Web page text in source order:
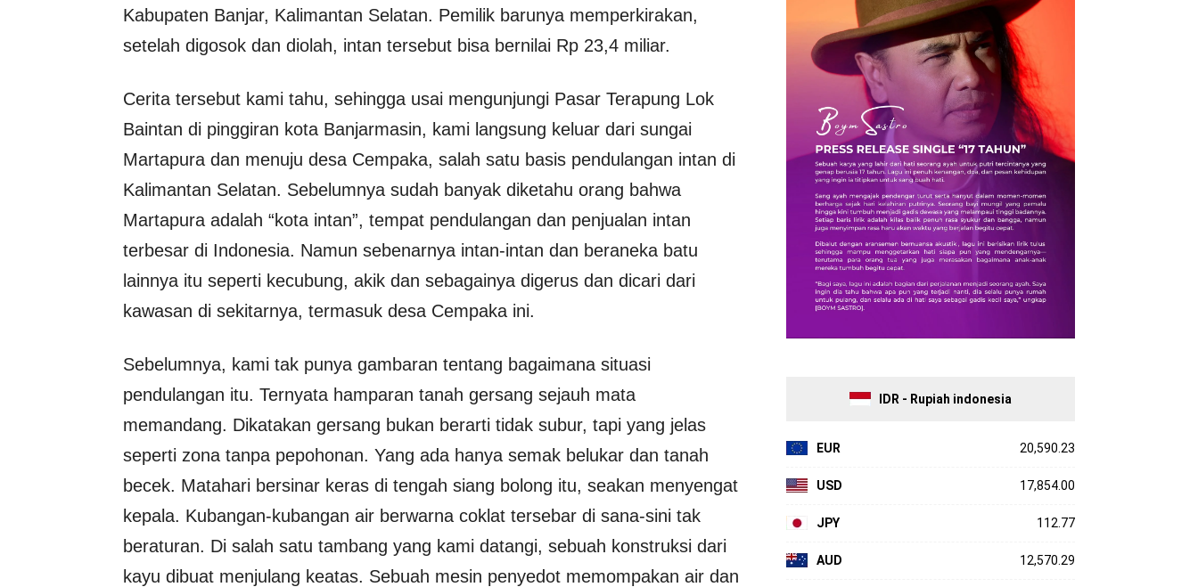
Kabupaten Banjar, Kalimantan Selatan. Pemilik barunya memperkirakan,
setelah digosok dan diolah, intan tersebut bisa bernilai Rp 23,4 miliar.
Cerita tersebut kami tahu, sehingga usai mengunjungi Pasar Terapung Lok
Baintan di pinggiran kota Banjarmasin, kami langsung keluar dari sungai
Martapura dan menuju desa Cempaka, salah satu basis pendulangan intan di
Kalimantan Selatan. Sebelumnya sudah banyak diketahu orang bahwa
Martapura adalah “kota intan”, tempat pendulangan dan penjualan intan
terbesar di Indonesia. Namun sebenarnya intan-intan dan beraneka batu
lainnya itu seperti kecubung, akik dan sebagainya digerus dan dicari dari
kawasan di sekitarnya, termasuk desa Cempaka ini.
Sebelumnya, kami tak punya gambaran tentang bagaimana situasi
pendulangan itu. Ternyata hamparan tanah gersang sejauh mata
memandang. Dikatakan gersang bukan berarti tidak subur, tapi yang jelas
seperti zona tanpa pepohonan. Yang ada hanya semak belukar dan tanah
becek. Matahari bersinar keras di tengah siang bolong itu, seakan menyengat
kepala. Kubangan-kubangan air berwarna coklat tersebar di sana-sini tak
beraturan. Di salah satu tambang yang kami datangi, sebuah konstruksi dari
kayu dibuat menjulang keatas. Sebuah mesin penyedot memompakan air dan
IDR - Rupiah indonesia
EUR 20,590.23
USD 17,854.00
JPY 112.77
AUD 12,570.29